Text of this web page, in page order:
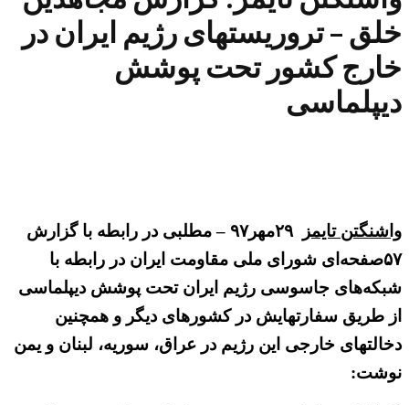
خلق – تروریستهای رژیم ایران در
خارج کشور تحت پوشش
دیپلماسی
واشنگتن تایمز
۲۹مهر۹۷ – مطلبی در رابطه با گزارش
۵۷صفحه‌ای شورای ملی مقاومت ایران در رابطه با
شبکه‌های جاسوسی رژیم ایران تحت پوشش دیپلماسی
از طریق سفارتهایش در کشورهای دیگر و همچنین
دخالتهای خارجی این رژیم در عراق، سوریه، لبنان و یمن
نوشت: